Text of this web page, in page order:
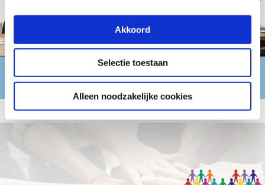
Akkoord
Selectie toestaan
Alleen noodzakelijke cookies
SER Topvrouwen